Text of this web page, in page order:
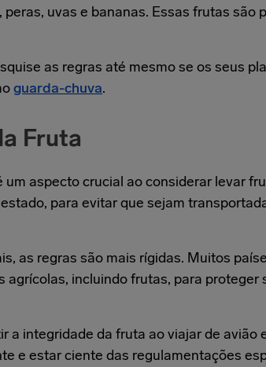
peras, uvas e bananas. Essas frutas
as regras até mesmo se os seus
guarda-chuva.
Fruta
aspecto crucial ao considerar levar
para evitar que sejam
as regras são mais rígidas. Muitos
agrícolas, incluindo frutas, para
a integridade da fruta ao viajar de avião
e estar ciente das regulamentações